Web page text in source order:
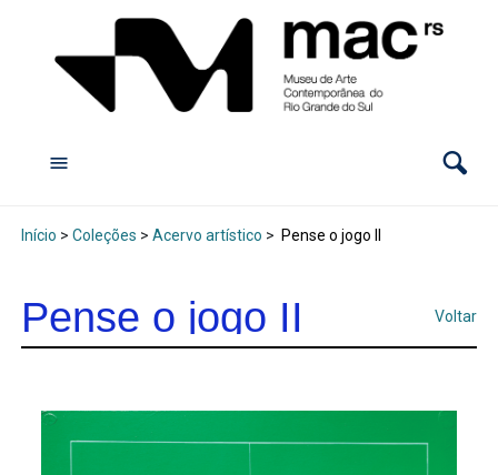
Início > Coleções > Acervo artístico > Pense o jogo II
Pense o jogo II Voltar